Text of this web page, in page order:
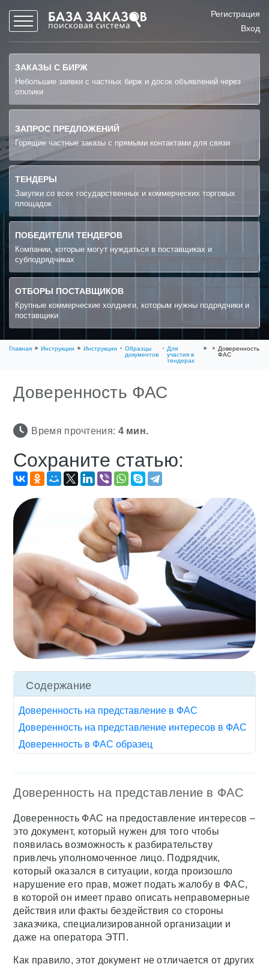
Регистрация
Вход
ЗАКАЗЫ С БИРЖ
Небольшие заявки с частных бирж и досок объявлений через
отклики
ЗАПРОС ПРЕДЛОЖЕНИЙ
Горящие частные заказы с прямыми контактами для связи
ТЕНДЕРЫ
Закупки со всех государственных и коммерческих торговых
площадок
ПОБЕДИТЕЛИ ТЕНДЕРОВ
Компании, которые могут нуждаться в поставщиках и
субподрядчиках
ОТБОРЫ ПОСТАВЩИКОВ
Крупные коммерческие холдинги, которым нужны подрядчики и
поставщики
Главная Инструкции Инструкции
Образцы
документов
Для
участия в
тендерах
Доверенность
ФАС
Доверенность ФАС
Время прочтения: 4мин.
Сохраните статью:
Содержание
Доверенность на представление в ФАС
Доверенность на представление интересов в ФАС
Доверенность в ФАС образец
Доверенность на представление в ФАС
Доверенность ФАС на предоставление интересов –
это документ, который нужен для того чтобы
появилась возможность к разбирательству
привлечь уполномоченное лицо. Подрядчик,
который оказался в ситуации, когда произошло
нарушение его прав, может подать жалобу в ФАС,
в которой он имеет право описать неправомерные
действия или факты бездействия со стороны
заказчика, специализированной организации и
даже на оператора ЭТП.
Как правило, этот документ не отличается от других